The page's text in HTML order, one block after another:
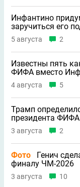
Инфантино
заручиться его
5 августа 2
Известны пять
ФИФА вместо
4 августа 5
Трамп
президента
3 августа 2
Фото
Генич
финалу ЧМ-2026
3 августа 10